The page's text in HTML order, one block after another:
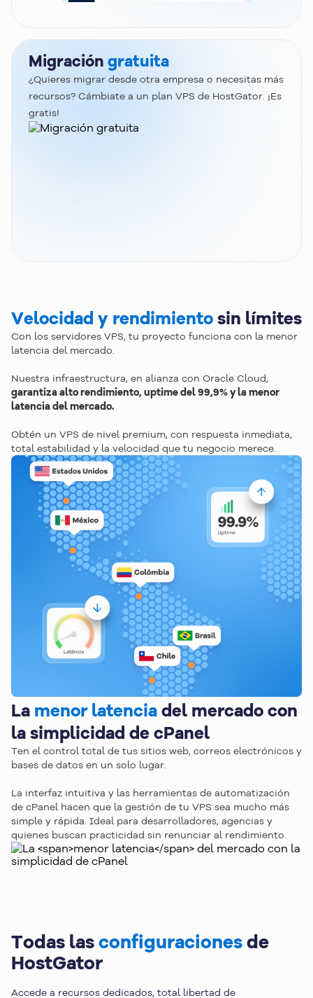
Migración gratuita
¿Quieres migrar desde otra empresa o necesitas más
recursos? Cámbiate a un plan VPS de HostGator. ¡Es
gratis!
Velocidad y rendimiento sin límites
Con los servidores VPS, tu proyecto funciona con la menor
latencia del mercado.
Nuestra infraestructura, en alianza con Oracle Cloud,
garantiza alto rendimiento, uptime del 99,9% y la menor
latencia del mercado.
Obtén un VPS de nivel premium, con respuesta inmediata,
total estabilidad y la velocidad que tu negocio merece.
La menor latencia del mercado con
la simplicidad de cPanel
Ten el control total de tus sitios web, correos electrónicos y
bases de datos en un solo lugar.
La interfaz intuitiva y las herramientas de automatización
de cPanel hacen que la gestión de tu VPS sea mucho más
simple y rápida. Ideal para desarrolladores, agencias y
quienes buscan practicidad sin renunciar al rendimiento.
Todas lasconfiguracionesde
HostGator
Accede a recursos dedicados, total libertad de
¿Necesitas ayuda para
elegir el plan ideal
elegir la mejor solución para tu proyecto.
Hablar con un especialista